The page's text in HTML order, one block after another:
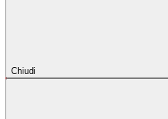
Chiudi